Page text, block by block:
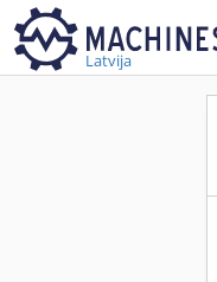
Latvija